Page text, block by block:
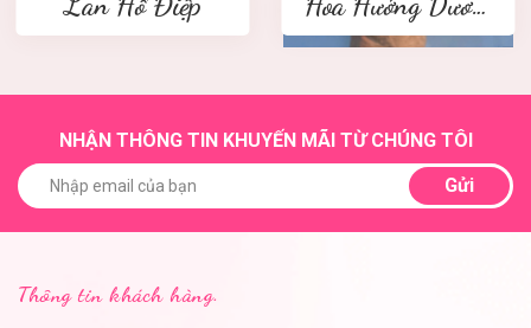
NHẬN THÔNG TIN KHUYẾN MÃI TỪ CHÚNG TÔI
Gửi
Thông tin khách hàng.